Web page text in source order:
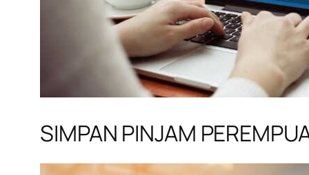
SIMPAN PINJAM